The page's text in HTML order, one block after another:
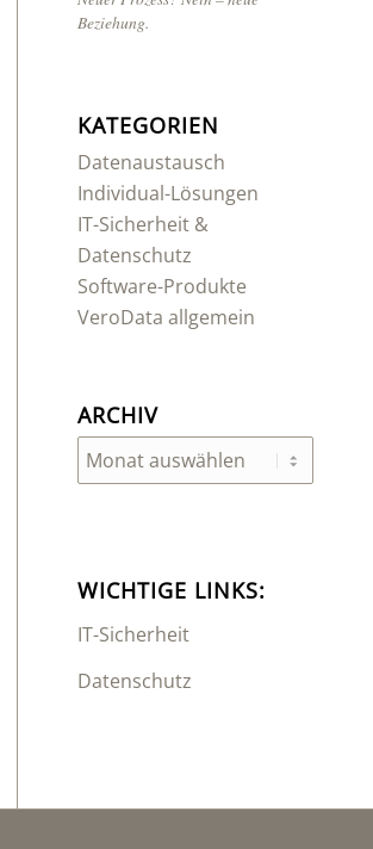
Beziehung.
KATEGORIEN
Datenaustausch
Individual-Lösungen
IT-Sicherheit &
Datenschutz
Software-Produkte
VeroData allgemein
ARCHIV
WICHTIGE LINKS:
IT-Sicherheit
Datenschutz